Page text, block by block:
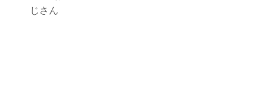
じさん